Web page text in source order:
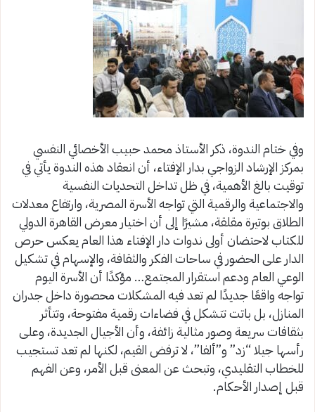
وفي ختام الندوة، ذكر الأستاذ محمد حبيب الأخصائي النفسي
بمركز الإرشاد الزواجي بدار الإفتاء، أن انعقاد هذه الندوة يأتي في
توقيت بالغ الأهمية، في ظل تداخل التحديات النفسية
والاجتماعية والرقمية التي تواجه الأسرة المصرية، وارتفاع معدلات
الطلاق بوتيرة مقلقة، مشيرًا إلى أن اختيار معرض القاهرة الدولي
للكتاب لاحتضان أولى ندوات دار الإفتاء هذا العام يعكس حرص
الدار على الحضور في ساحات الفكر والثقافة، والإسهام في تشكيل
الوعي العام ودعم استقرار المجتمع… مؤكدًا أن الأسرة اليوم
تواجه واقعًا جديدًا لم تعد فيه المشكلات محصورة داخل جدران
المنازل، بل باتت تتشكل في فضاءات رقمية مفتوحة، وتتأثر
بثقافات سريعة وصور مثالية زائفة، وأن الأجيال الجديدة، وعلى
رأسها جيلا “زد” و”ألفا”، لا ترفض القيم، لكنها لم تعد تستجيب
للخطاب التقليدي، وتبحث عن المعنى قبل الأمر، وعن الفهم
قبل إصدار الأحكام.